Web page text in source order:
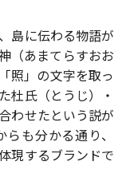
島に伝わる物語が
（あまてらすおお
照」の文字を取っ
杜氏（とうじ）・
わせたという説が
も分かる通り、
現するブランドで